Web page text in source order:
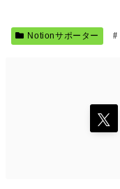
Notionサポーター